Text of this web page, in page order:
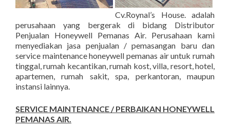
Cv.Roynal’s House. adalah
perusahaan yang bergerak di bidang Distributor
Penjualan Honeywell Pemanas Air. Perusahaan kami
menyediakan jasa penjualan / pemasangan baru dan
service maintenance honeywell pemanas air untuk rumah
tinggal, rumah kecantikan, rumah kost, villa, resort, hotel,
apartemen, rumah sakit, spa, perkantoran, maupun
instansi lainnya.
SERVICE MAINTENANCE / PERBAIKAN HONEYWELL
PEMANAS AIR.